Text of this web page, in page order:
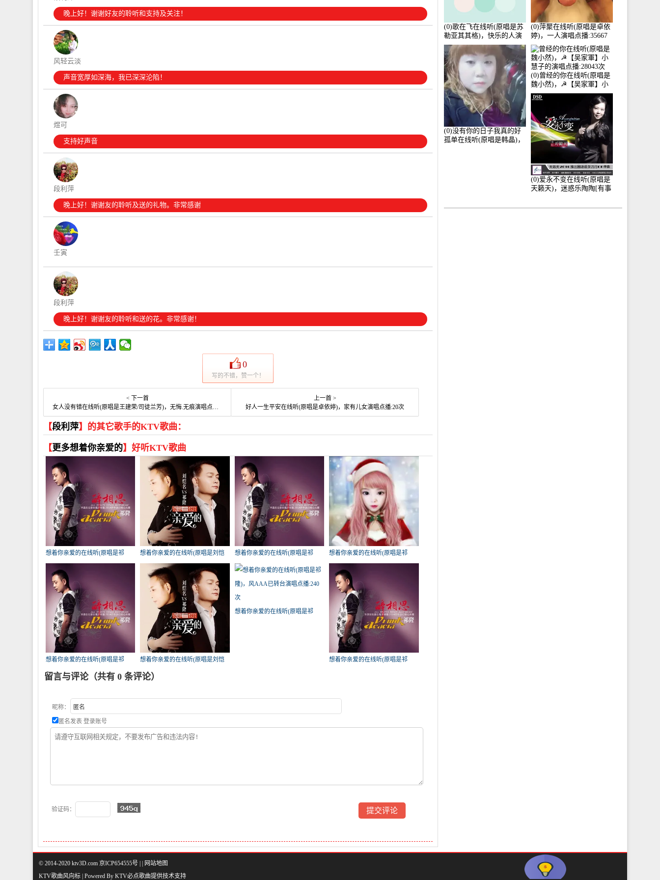
晚上好！谢谢好友的聆听和支持及关注！
风轻云淡
声音宽厚如深海，我已深深沦陷！
煜可
支持好声音
段利萍
晚上好！谢谢友的聆听及送的礼物。非常感谢
壬寅
段利萍
晚上好！谢谢友的聆听和送的花。非常感谢！
0
写的不错，赞一个！
< 下一首
女人没有错在线听(原唱是王建荣/司徒兰芳)，无悔.无痕演唱点播:14次
上一首 >
好人一生平安在线听(原唱是卓依婷)，家有儿女演唱点播:20次
【段利萍】的其它歌手的KTV歌曲：
【更多想着你亲爱的】好听KTV歌曲
想着你亲爱的在线听(原唱是祁
想着你亲爱的在线听(原唱是刘恺
名/祁隆)，嘉兴畅歌家族唱将飞飞
演唱点播:351次
想着你亲爱的在线听(原唱是祁
隆)，平常心演唱点播:334次
想着你亲爱的在线听(原唱是祁
播:323次
想着你亲爱的在线听(原唱是祁
隆)，杨（祖）忠【有点忙】演唱
想着你亲爱的在线听(原唱是刘恺
名/祁隆)，柳暗花明演唱点播:242
想着你亲爱的在线听(原唱是祁
想着你亲爱的在线听(原唱是祁
留言与评论（共有 0 条评论）
昵称：
匿名发表 登录账号
验证码：
(0)歌在飞在线听(原唱是苏
勒亚其其格)，快乐的人演
唱点播:36次
(0)萍聚在线听(原唱是卓依
婷)，一人演唱点播:35667
次
(0)没有你的日子我真的好
孤单在线听(原唱是韩晶)，
(0)曾经的你在线听(原唱是
魏小然)，☭【吴家軍】小
慧子的演唱点播:28043次
(0)爱永不变在线听(原唱是
天籁天)，迷惑乐陶陶[有事
© 2014-2020 ktv3D.com 京ICP654555号 |
网站地图
KTV歌曲风向标 | Powered By KTV必点歌曲提供技术支持